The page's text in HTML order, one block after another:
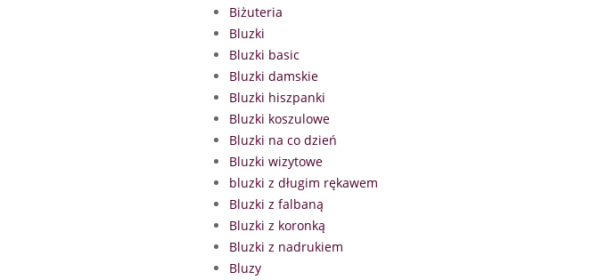
Biżuteria
Bluzki
Bluzki basic
Bluzki damskie
Bluzki hiszpanki
Bluzki koszulowe
Bluzki na co dzień
Bluzki wizytowe
bluzki z długim rękawem
Bluzki z falbaną
Bluzki z koronką
Bluzki z nadrukiem
Bluzy